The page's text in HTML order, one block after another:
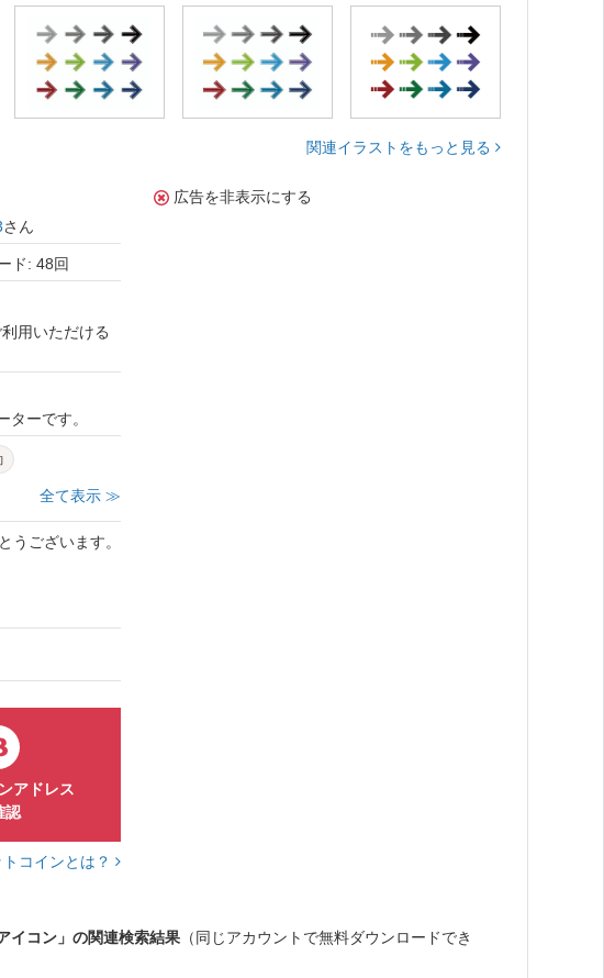
関連イラストをもっと見る
さん
ド: 48回
用いただける
ーです。
全て表示 ≫
うございます。
アドレス
認
トコインとは？
広告を非表示にする
イコン」の関連検索結果 （同じアカウントで無料ダウンロードでき